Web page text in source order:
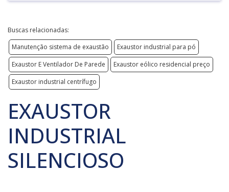
Buscas relacionadas:
Manutenção sistema de exaustão
Exaustor industrial para pó
Exaustor E Ventilador De Parede
Exaustor eólico residencial preço
Exaustor industrial centrífugo
EXAUSTOR
INDUSTRIAL
SILENCIOSO